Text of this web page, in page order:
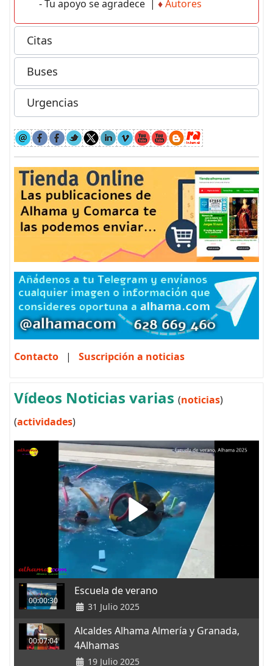
- Tu apoyo se agradece | ♦Autores
Citas
Buses
Urgencias
Contacto | Suscripción a noticias
Vídeos Noticias varias (noticias)
(actividades)
00:00:30
Escuela de verano
31 Julio 2025
00:07:04
Alcaldes Alhama Almería y Granada,
4Alhamas
19 Julio 2025